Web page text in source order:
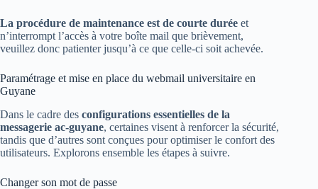
La procédure de maintenance est de courte durée et
n’interrompt l’accès à votre boîte mail que brièvement,
veuillez donc patienter jusqu’à ce que celle-ci soit achevée.
Paramétrage et mise en place du webmail universitaire en
Guyane
Dans le cadre des configurations essentielles de la
messagerie ac-guyane, certaines visent à renforcer la sécurité,
tandis que d’autres sont conçues pour optimiser le confort des
utilisateurs. Explorons ensemble les étapes à suivre.
Changer son mot de passe